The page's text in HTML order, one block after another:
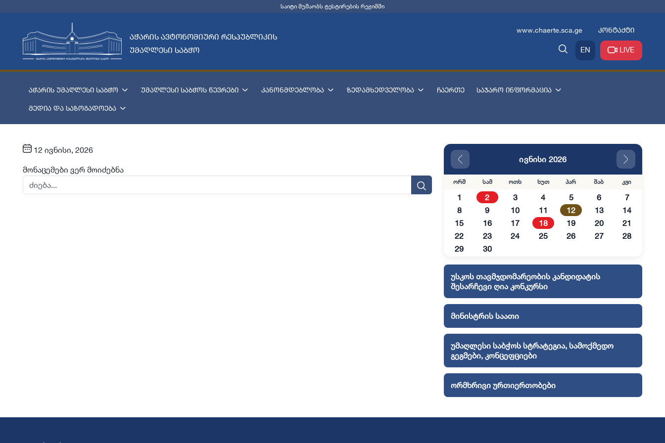
საიტი მუშაობს ტესტირების რეჟიმში
აჭარის ავტონომიური რესპუბლიკის
უმაღლესი საბჭო
www.chaerte.sca.ge კონტაქტი
EN LIVE
აჭარის უმაღლესი საბჭო უმაღლესი საბჭოს წევრები კანონმდებლობა ზედამხედველობა ჩაერთე საჯარო ინფორმაცია
მედია და საზოგადოება
12 ივნისი, 2026
მონაცემები ვერ მოიძებნა
ივნისი 2026
ორშ სამ ოთხ ხუთ პარ შაბ კვი
1 2 3 4 5 6
7
8
9 10 11 12 13
14
15
16 17 18 19 20
21
22
23 24 25 26 27
28
29
30
უსკოს თავმჯდომარეობის კანდიდატის
შესარჩევი ღია კონკურსი
მინისტრის საათი
უმაღლესი საბჭოს სტრატეგია, სამოქმედო
გეგმები, კონცეფციები
ორმხრივი ურთიერთობები